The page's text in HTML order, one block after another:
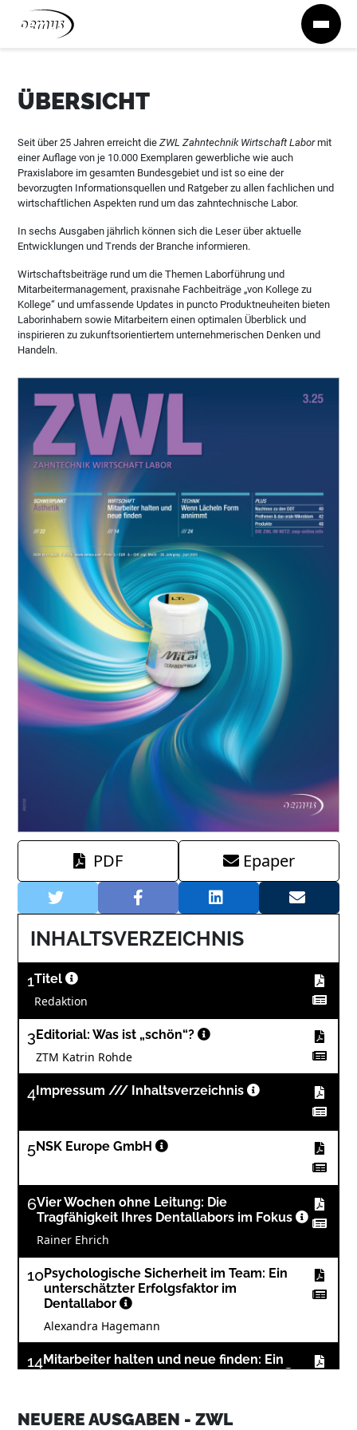
Zum Inhalt springen
ÜBERSICHT
Seit über 25 Jahren erreicht dieZWL Zahntechnik Wirtschaft Labormit
einer Auflage von je 10.000 Exemplaren gewerbliche wie auch
Praxislabore im gesamten Bundesgebiet und ist so eine der
bevorzugten Informationsquellen und Ratgeber zu allen fachlichen und
wirtschaftlichen Aspekten rund um das zahntechnische Labor.
In sechs Ausgaben jährlich können sich die Leser über aktuelle
Entwicklungen und Trends der Branche informieren.
Wirtschaftsbeiträge rund um die Themen Laborführung und
Mitarbeitermanagement, praxisnahe Fachbeiträge „von Kollege zu
Kollege“ und umfassende Updates in puncto Produktneuheiten bieten
Laborinhabern sowie Mitarbeitern einen optimalen Überblick und
inspirieren zu zukunftsorientiertem unternehmerischen Denken und
Handeln.
PDF Epaper
INHALTSVERZEICHNIS
1Titel
Redaktion
3 Editorial: Was ist „schön“?
ZTM Katrin Rohde
4 Impressum /// Inhaltsverzeichnis
5NSK Europe GmbH
6Vier Wochen ohne Leitung: Die
Tragfähigkeit Ihres Dentallabors im Fokus
Rainer Ehrich
10Psychologische Sicherheit im Team: Ein
unterschätzter Erfolgsfaktor im
Dentallabor
Alexandra Hagemann
14Mitarbeiter halten und neue finden: Ein
NEUERE AUSGABEN - ZWL